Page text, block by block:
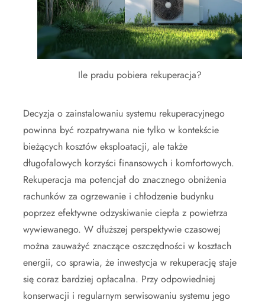
Ile pradu pobiera rekuperacja?
Decyzja o zainstalowaniu systemu rekuperacyjnego
powinna być rozpatrywana nie tylko w kontekście
bieżących kosztów eksploatacji, ale także
długofalowych korzyści finansowych i komfortowych.
Rekuperacja ma potencjał do znacznego obniżenia
rachunków za ogrzewanie i chłodzenie budynku
poprzez efektywne odzyskiwanie ciepła z powietrza
wywiewanego. W dłuższej perspektywie czasowej
można zauważyć znaczące oszczędności w kosztach
energii, co sprawia, że inwestycja w rekuperację staje
się coraz bardziej opłacalna. Przy odpowiedniej
konserwacji i regularnym serwisowaniu systemu jego